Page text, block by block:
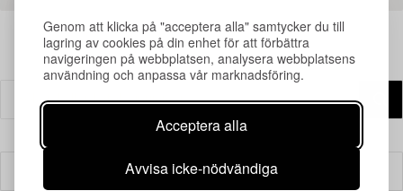
Genom att klicka på "acceptera alla" samtycker du till
lagring av cookies på din enhet för att förbättra
navigeringen på webbplatsen, analysera webbplatsens
användning och anpassa vår marknadsföring.
Acceptera alla
Avvisa icke-nödvändiga
Filter